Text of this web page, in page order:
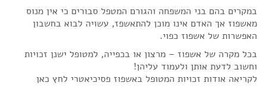
במקרים בהם בני המשפחה והגורם המטפל סבורים כי אין מנוס
מאשפוז אך האדם אינו מוכן להתאשפז, עשויה לבוא בחשבון
האפשרות של אשפוז כפוי.
בכל מקרה של אשפוז – מרצון או בכפייה, למטופל ישנן זכויות
וחשוב לדעת אותן ולעמוד עליהן!
לקריאה אודות זכויות המטופל באשפוז פסיכיאטרי לחץ כאן